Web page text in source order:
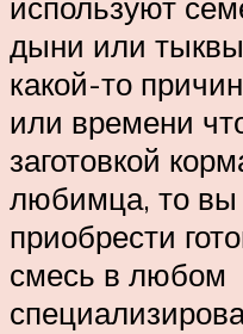
используют
дыни или
какой-то
или времени
заготовкой
любимца, то
приобрести
смесь в любом